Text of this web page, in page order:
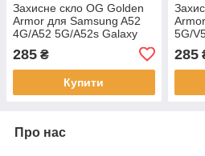
Захисне скло OG Golden
Armor для Samsung A52
4G/A52 5G/A52s Galaxy
285 ₴
Купити
5G/
Pro/
285
Про нас